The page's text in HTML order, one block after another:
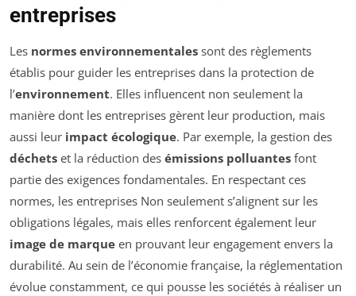
entreprises
Les normes environnementales sont des règlements
établis pour guider les entreprises dans la protection de
l’environnement. Elles influencent non seulement la
manière dont les entreprises gèrent leur production, mais
aussi leur impact écologique. Par exemple, la gestion des
déchets et la réduction des émissions polluantes font
partie des exigences fondamentales. En respectant ces
normes, les entreprises Non seulement s’alignent sur les
obligations légales, mais elles renforcent également leur
image de marque en prouvant leur engagement envers la
durabilité. Au sein de l’économie française, la réglementation
évolue constamment, ce qui pousse les sociétés à réaliser un